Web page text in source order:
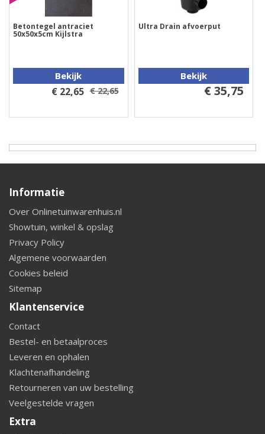
Betontegel antraciet
50x50x5cm Kijlstra
Bekijk
€ 22,65 € 22,65
Ultra Drain afvoerput
Bekijk
€ 35,75
Informatie
Over Onlinetuinwarenhuis.nl
Showtuin, winkel & opslag
Privacy Policy
Algemene voorwaarden
Cookies beleid
Sitemap
Klantenservice
Contact
Bestel- en betaalproces
Leveren en ophalen
Klachtenafhandeling
Retourneren van uw bestelling
Veelgestelde vragen
Extra